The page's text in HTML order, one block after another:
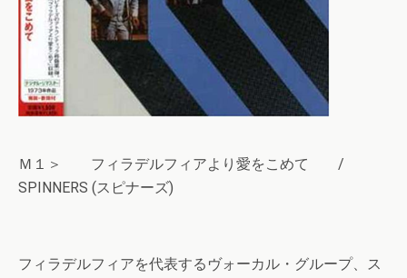
Ｍ１＞ フィラデルフィアより愛をこめて /
SPINNERS (スピナーズ)
フィラデルフィアを代表するヴォーカル・グループ、ス